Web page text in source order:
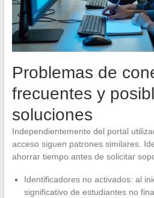
Problemas de
frecuentes y
soluciones
Independientemente del portal
acceso siguen patrones similares.
ahorrar tiempo antes de solicitar
Identificadores no activados: al
significativo de estudiantes no